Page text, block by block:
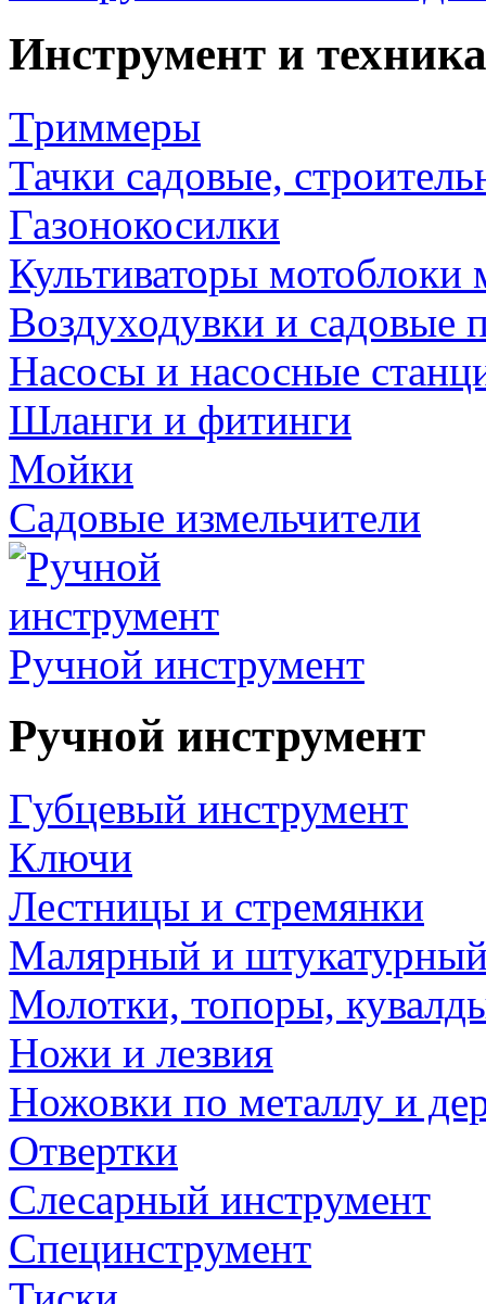
Инструмент и
Триммеры
Тачки садовые,
Газонокосилки
Культиваторы мотоблоки
Воздуходувки и садовые
Насосы и насосные
Шланги и фитинги
Мойки
Садовые измельчители
Ручной инструмент
Ручной инструмент
Губцевый инструмент
Ключи
Лестницы и стремянки
Малярный и
Молотки, топоры,
Ножи и лезвия
Ножовки по металлу и
Отвертки
Слесарный инструмент
Специнструмент